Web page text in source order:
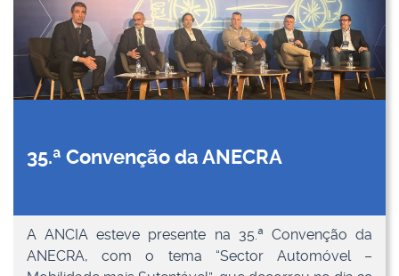
35.ª Convenção da ANECRA
A ANCIA esteve presente na 35.ª Convenção da
ANECRA, com o tema “Sector Automóvel –